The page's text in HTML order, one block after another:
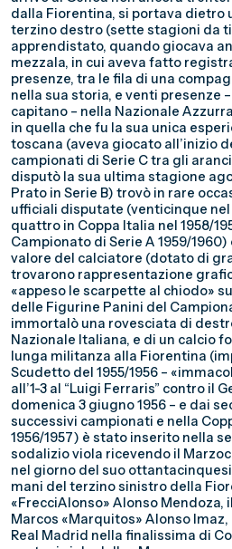
dalla Fiorentina, si portava dietro
terzino destro (sette stagioni da
apprendistato, quando giocava
mezzala, in cui aveva fatto
presenze, tra le fila di una
nella sua storia, e venti presenze
capitano – nella Nazionale
in quella che fu la sua unica
toscana (aveva giocato all’inizio
campionati di Serie C tra gli
disputò la sua ultima stagione
Prato in Serie B) trovò in rare
ufficiali disputate (venticinque nel
quattro in Coppa Italia nel 1958/
Campionato di Serie A 1959/
valore del calciatore (dotato di
trovarono rappresentazione
«appeso le scarpette al chiodo»
delle Figurine Panini del
immortalò una rovesciata di
Nazionale Italiana, e di un calcio
lunga militanza alla Fiorentina
Scudetto del 1955/1956 –
all’1-3 al “Luigi Ferraris” contro il
domenica 3 giugno 1956 – e dai
successivi campionati e nella
1956/1957) è stato inserito nella
sodalizio viola ricevendo il
nel giorno del suo
mani del terzino sinistro della
«FrecciAlonso» Alonso Mendoza,
Marcos «Marquitos» Alonso
Real Madrid nella finalissima di